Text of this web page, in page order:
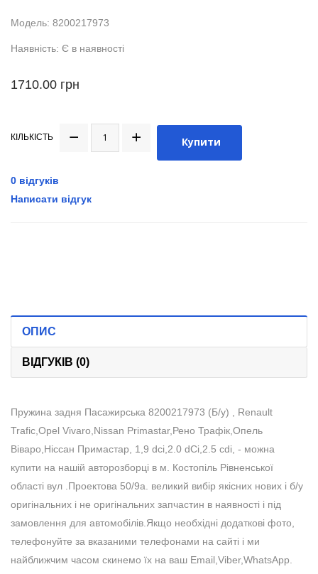
Модель: 8200217973
Наявність: Є в наявності
1710.00 грн
КІЛЬКІСТЬ Купити
0 відгуків
Написати відгук
ОПИС
ВІДГУКІВ (0)
Пружина задня Пасажирська 8200217973 (Б/у) , Renault
Trafic,Opel Vivaro,Nissan Primastar,Рено Трафік,Опель
Віваро,Ніссан Примастар, 1,9 dci,2.0 dCi,2.5 cdi, - можна
купити на нашій авторозборці в м. Костопіль Рівненської
області вул .Проектова 50/9а. великий вибір якісних нових і б/у
оригінальних і не оригінальних запчастин в наявності і під
замовлення для автомобілів.Якщо необхідні додаткові фото,
телефонуйте за вказаними телефонами на сайті і ми
найближчим часом скинемо їх на ваш Email,Viber,WhatsApp.